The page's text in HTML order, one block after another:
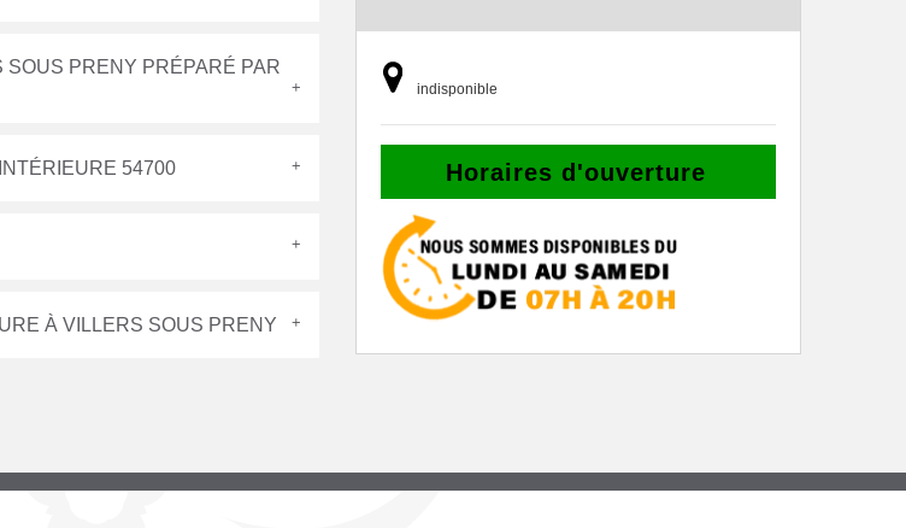
PRENY PRÉPARÉ PAR
54700
À VILLERS SOUS PRENY
indisponible
Horaires d'ouverture